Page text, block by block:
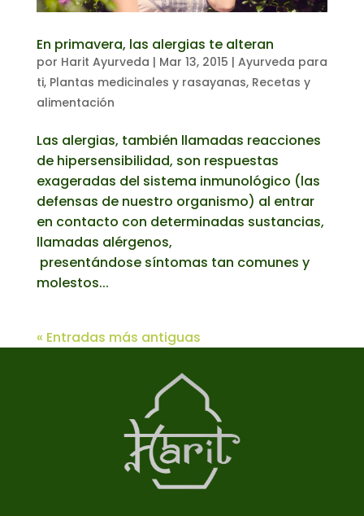
En primavera, las alergias te alteran
por Harit Ayurveda | Mar 13, 2015 | Ayurveda para
ti, Plantas medicinales y rasayanas, Recetas y
alimentación
Las alergias, también llamadas reacciones
de hipersensibilidad, son respuestas
exageradas del sistema inmunológico (las
defensas de nuestro organismo) al entrar
en contacto con determinadas sustancias,
llamadas alérgenos,
presentándose síntomas tan comunes y
molestos...
« Entradas más antiguas